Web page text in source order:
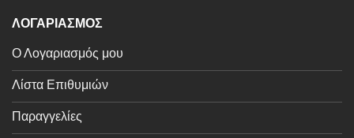
ΛΟΓΑΡΙΑΣΜΟΣ
Ο Λογαριασμός μου
Λίστα Επιθυμιών
Παραγγελίες